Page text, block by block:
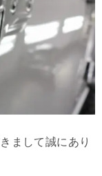
まして誠にあり